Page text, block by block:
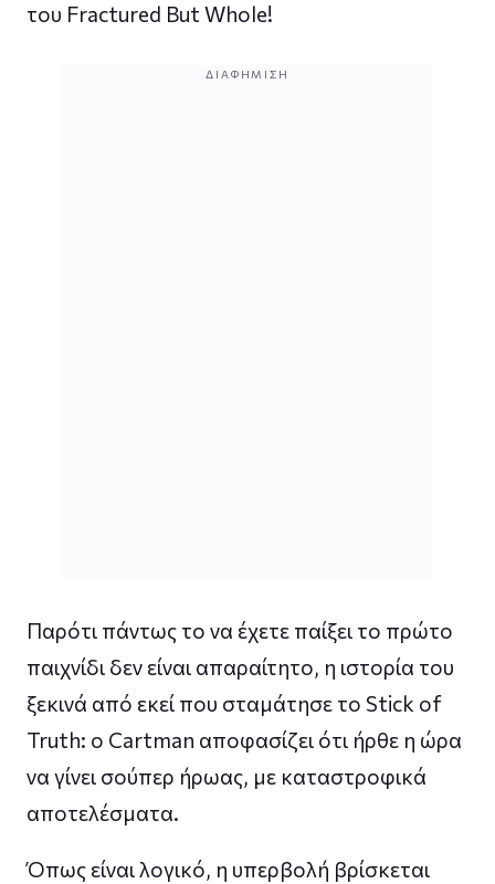
του Fractured But Whole!
ΔΙΑΦΉΜΙΣΗ
Παρότι πάντως το να έχετε παίξει το πρώτο
παιχνίδι δεν είναι απαραίτητο, η ιστορία του
ξεκινά από εκεί που σταμάτησε το Stick of
Truth: ο Cartman αποφασίζει ότι ήρθε η ώρα
να γίνει σούπερ ήρωας, με καταστροφικά
αποτελέσματα.
Όπως είναι λογικό, η υπερβολή βρίσκεται